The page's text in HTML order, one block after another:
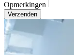
Opmerkingen
Verzenden